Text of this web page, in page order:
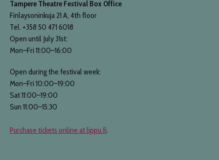
Tampere Theatre Festival Box Office
Finlaysoninkuja 21 A, 4th floor
Tel. +358 50 471 6018
Open until July 31st:
Mon–Fri 11:00–16:00
Open during the festival week:
Mon–Fri 10:00–19:00
Sat 11:00–19:00
Sun 11:00–15:30
Purchase tickets online at lippu.fi.